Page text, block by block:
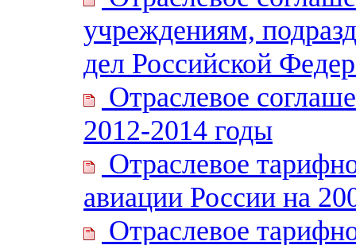
учреждениям,
дел Российской
Отраслевое
2012-2014 годы
Отраслевое
авиации России на
Отраслевое